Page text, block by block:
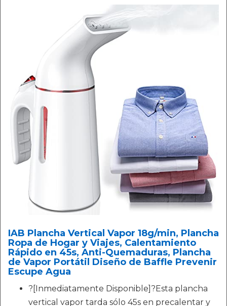
IAB Plancha Vertical Vapor 18g/min, Plancha
Ropa de Hogar y Viajes, Calentamiento
Rápido en 45s, Anti-Quemaduras, Plancha
de Vapor Portátil Diseño de Baffle Prevenir
Escupe Agua
?[Inmediatamente Disponible]?Esta plancha
vertical vapor tarda sólo 45s en precalentar y